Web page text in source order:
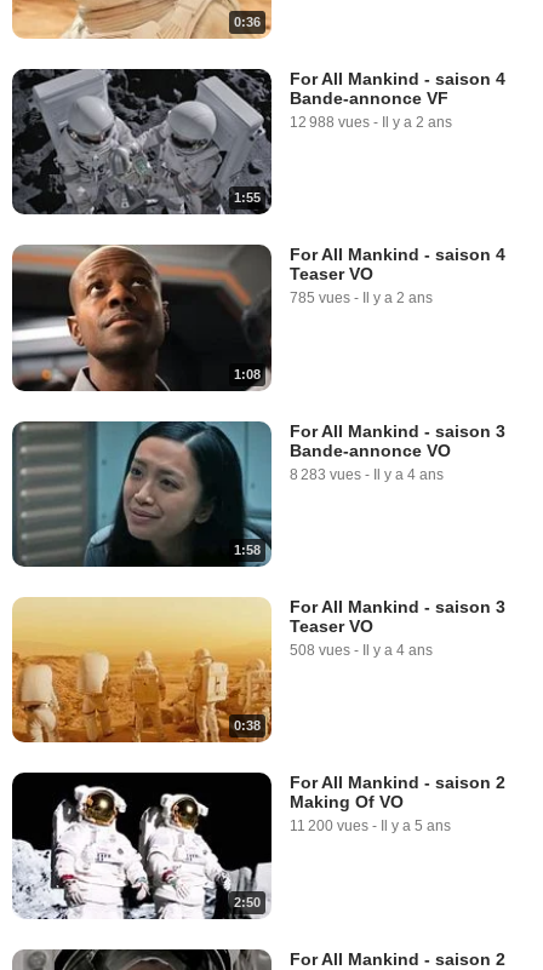
0:36
1:55
For All Mankind - saison 4
Bande-annonce VF
12 988 vues - Il y a 2 ans
1:08
For All Mankind - saison 4
Teaser VO
785 vues - Il y a 2 ans
1:58
For All Mankind - saison 3
Bande-annonce VO
8 283 vues - Il y a 4 ans
0:38
For All Mankind - saison 3
Teaser VO
508 vues - Il y a 4 ans
2:50
For All Mankind - saison 2
Making Of VO
11 200 vues - Il y a 5 ans
For All Mankind - saison 2